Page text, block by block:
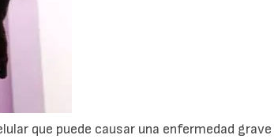
que puede causar una enfermedad grave